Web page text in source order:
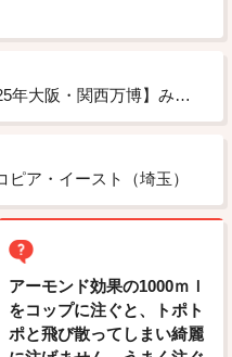
終了しました【2025年大阪・関西万博】みんなが幸せになる未来のお菓子のアイデアを募集
ピア・イースト（埼玉）
アーモンド効果の1000ｍｌ
をコップに注ぐと、トポト
ポと飛び散ってしまい綺麗